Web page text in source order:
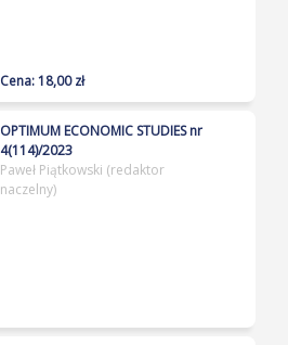
Cena: 18,00 zł
OPTIMUM ECONOMIC STUDIES nr
4(114)/2023
Paweł Piątkowski (redaktor
naczelny)